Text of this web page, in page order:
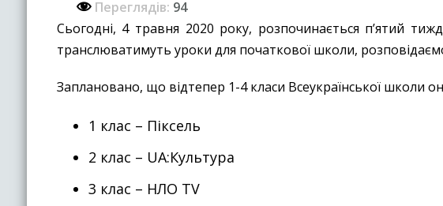
Переглядів: 94
Сьогодні, 4 травня 2020 року, розпочинається п’ятий
транслюватимуть уроки для початкової школи,
Заплановано, що відтепер 1-4 класи Всеукраїнської школи
1 клас – Піксель
2 клас – UA:Культура
3 клас – НЛО TV